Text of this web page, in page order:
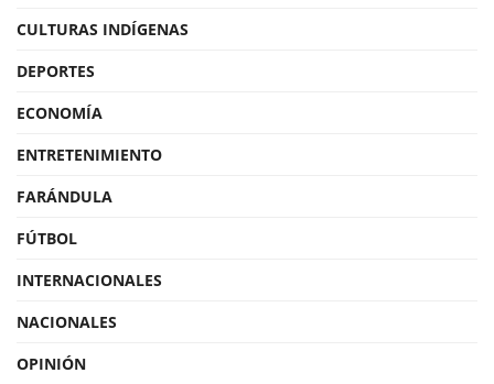
CULTURAS INDÍGENAS
DEPORTES
ECONOMÍA
ENTRETENIMIENTO
FARÁNDULA
FÚTBOL
INTERNACIONALES
NACIONALES
OPINIÓN